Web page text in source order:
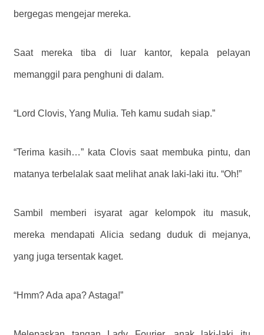
bergegas mengejar mereka.
Saat mereka tiba di luar kantor, kepala pelayan
memanggil para penghuni di dalam.
“Lord Clovis, Yang Mulia. Teh kamu sudah siap.”
“Terima kasih…” kata Clovis saat membuka pintu, dan
matanya terbelalak saat melihat anak laki-laki itu. “Oh!”
Sambil memberi isyarat agar kelompok itu masuk,
mereka mendapati Alicia sedang duduk di mejanya,
yang juga tersentak kaget.
“Hmm? Ada apa? Astaga!”